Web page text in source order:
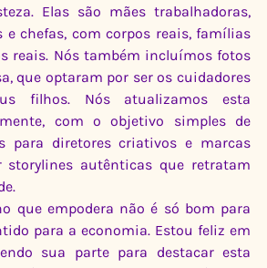
Elas são mães trabalhadoras,
chefas, com corpos reais, famílias
reais. Nós também incluímos fotos
que optaram por ser os cuidadores
filhos. Nós atualizamos esta
com o objetivo simples de
para diretores criativos e marcas
storylines autênticas que retratam
que empodera não é só bom para
para a economia. Estou feliz em
sua parte para destacar esta